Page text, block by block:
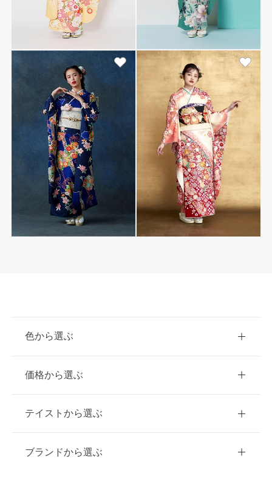
色から選ぶ
赤
価格から選ぶ
ご購入
10万円台以下
テイストから選ぶ
クラシック
ブランドから選ぶ